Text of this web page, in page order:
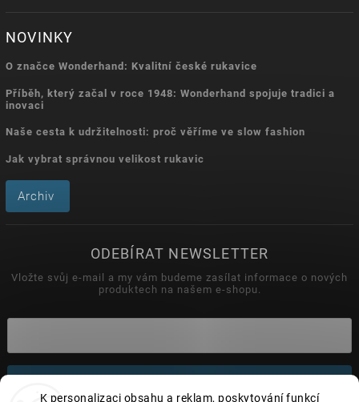
K personalizaci obsahu a reklam, poskytování funkcí
NOVINKY
O značce Wonderhand: Kvalitní české rukavice
Příběh, který začal v roce 1948: Wonderhand spojuje tradici a
inovaci
Naše cesta k udržitelnosti: proč věříme ve slow fashion
Jak vybrat správnou velikost rukavic
Archiv
ODEBÍRAT NEWSLETTER
Vložte svůj e-mail a my vám budeme zasílat informace o nových
produktech na našem e-shopu.